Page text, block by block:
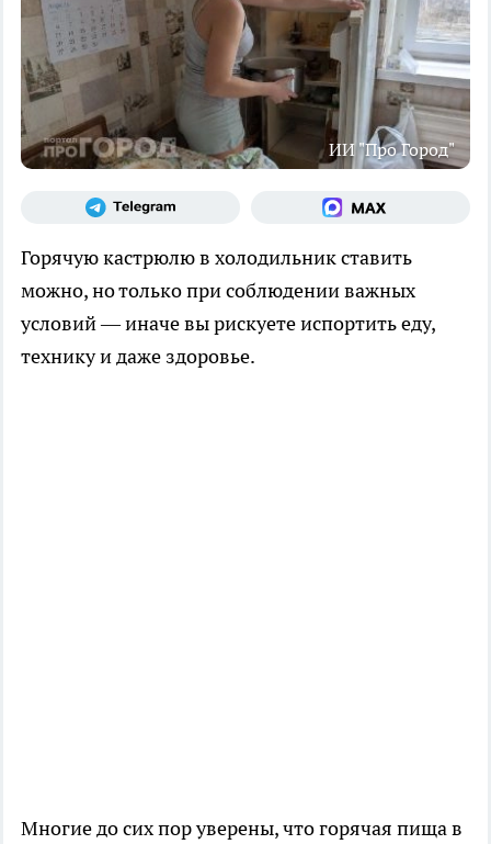
ИИ "Про Город"
Горячую кастрюлю в холодильник ставить
можно, но только при соблюдении важных
условий — иначе вы рискуете испортить еду,
технику и даже здоровье.
Многие до сих пор уверены, что горячая пища в